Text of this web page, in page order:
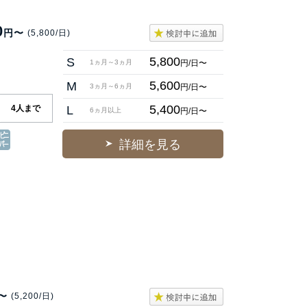
円〜 (5,800/日)
4人まで
S 1ヵ月～3ヵ月 5,800円/日〜
M 3ヵ月～6ヵ月 5,600円/日〜
L 6ヵ月以上 5,400円/日〜
詳細を見る
(5,200/日)